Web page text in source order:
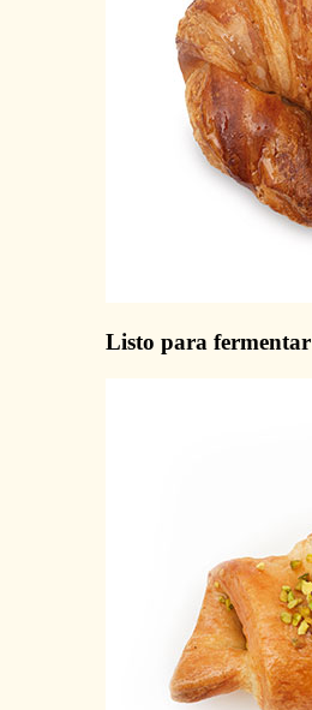
Listo para fermentar